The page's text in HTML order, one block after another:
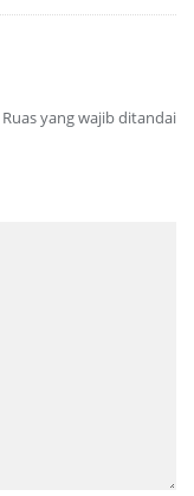
Ruas yang wajib ditandai